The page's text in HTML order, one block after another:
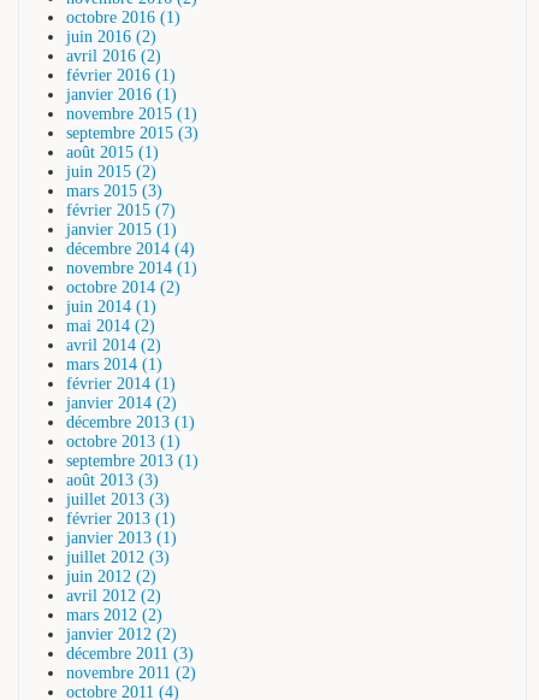
octobre 2016 (1)
juin 2016 (2)
avril 2016 (2)
février 2016 (1)
janvier 2016 (1)
novembre 2015 (1)
septembre 2015 (3)
août 2015 (1)
juin 2015 (2)
mars 2015 (3)
février 2015 (7)
janvier 2015 (1)
décembre 2014 (4)
novembre 2014 (1)
octobre 2014 (2)
juin 2014 (1)
mai 2014 (2)
avril 2014 (2)
mars 2014 (1)
février 2014 (1)
janvier 2014 (2)
décembre 2013 (1)
octobre 2013 (1)
septembre 2013 (1)
août 2013 (3)
juillet 2013 (3)
février 2013 (1)
janvier 2013 (1)
juillet 2012 (3)
juin 2012 (2)
avril 2012 (2)
mars 2012 (2)
janvier 2012 (2)
décembre 2011 (3)
novembre 2011 (2)
octobre 2011 (4)